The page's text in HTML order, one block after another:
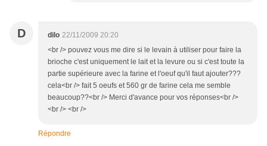
D dilo 22/11/2009 20:20
<br /> pouvez vous me dire si le levain à utiliser pour faire la
brioche c'est uniquement le lait et la levure ou si c'est toute la
partie supérieure avec la farine et l'oeuf qu'il faut ajouter???
cela<br /> fait 5 oeufs et 560 gr de farine cela me semble
beaucoup??<br /> Merci d'avance pour vos réponses<br />
<br /> <br />
Répondre